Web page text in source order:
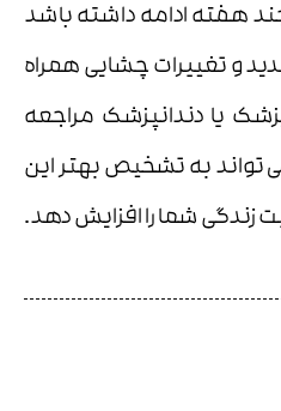
هفته ادامه داشته باشد
و تغییرات چشایی همراه
یا دندانپزشک مراجعه
تواند به تشخیص بهتر این
شما را افزایش دهد.